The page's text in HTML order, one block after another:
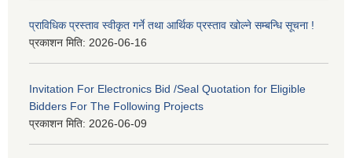
प्राविधिक प्रस्ताव स्वीकृत गर्ने तथा आर्थिक प्रस्ताव खोल्ने सम्बन्धि सूचना !
प्रकाशन मिति: 2026-06-16
Invitation For Electronics Bid /Seal Quotation for Eligible
Bidders For The Following Projects
प्रकाशन मिति: 2026-06-09